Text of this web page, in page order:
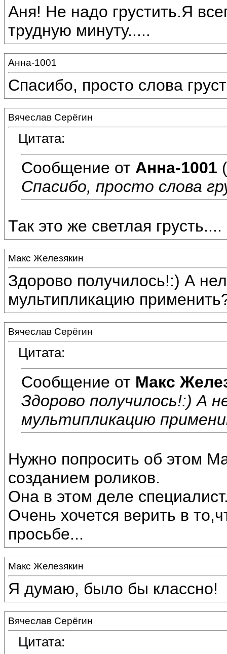
Аня! Не надо грустить.Я
трудную минуту.....
Анна-1001
Спасибо, просто слова
Вячеслав Серёгин
Цитата:
Сообщение от Анна-1001
Спасибо, просто слова
Так это же светлая грусть....
Макс Железякин
Здорово получилось!:) А
мультипликацию
Вячеслав Серёгин
Цитата:
Сообщение от Макс
Здорово получилось!:) А
мультипликацию
Нужно попросить об этом
созданием роликов.
Она в этом деле
Очень хочется верить в
просьбе...
Макс Железякин
Я думаю, было бы классно!
Вячеслав Серёгин
Цитата: